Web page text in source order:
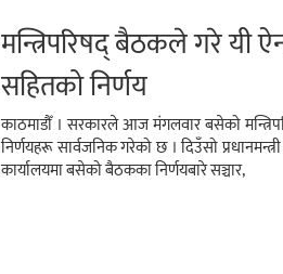
मन्त्रिपरिषद् बैठकले गरे यी
सहितको निर्णय
काठमाडौँ । सरकारले आज मंगलवार बसेको
निर्णयहरू सार्वजनिक गरेको छ । दिउँसो
कार्यालयमा बसेको बैठकका निर्णयबारे सञ्चार,